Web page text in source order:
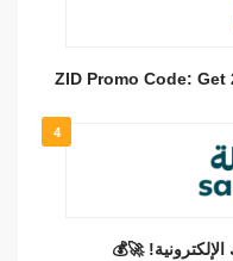
ZID Promo Code:
4
🚀💰